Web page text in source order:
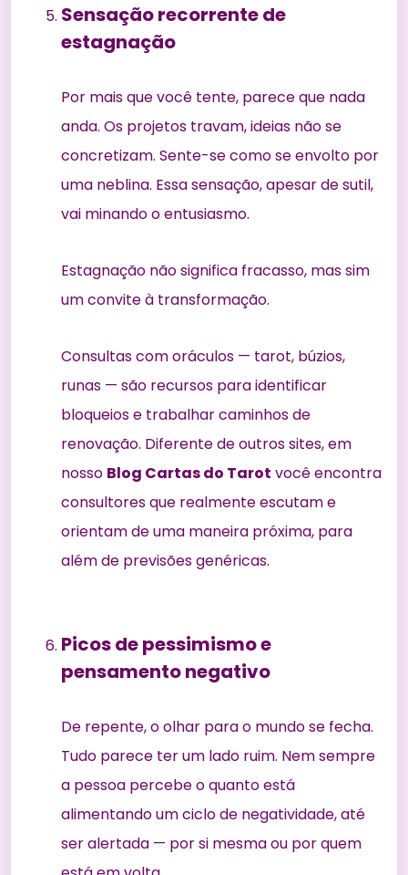
Sensação recorrente de
estagnação
Por mais que você tente, parece que nada
anda. Os projetos travam, ideias não se
concretizam. Sente-se como se envolto por
uma neblina. Essa sensação, apesar de sutil,
vai minando o entusiasmo.
Estagnação não significa fracasso, mas sim
um convite à transformação.
Consultas com oráculos — tarot, búzios,
runas — são recursos para identificar
bloqueios e trabalhar caminhos de
renovação. Diferente de outros sites, em
nosso Blog Cartas do Tarot você encontra
consultores que realmente escutam e
orientam de uma maneira próxima, para
além de previsões genéricas.
Picos de pessimismo e
pensamento negativo
De repente, o olhar para o mundo se fecha.
Tudo parece ter um lado ruim. Nem sempre
a pessoa percebe o quanto está
alimentando um ciclo de negatividade, até
ser alertada — por si mesma ou por quem